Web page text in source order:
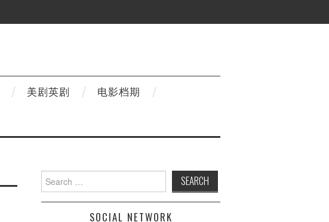
美剧英剧
电影档期
Search
for:
SOCIAL NETWORK